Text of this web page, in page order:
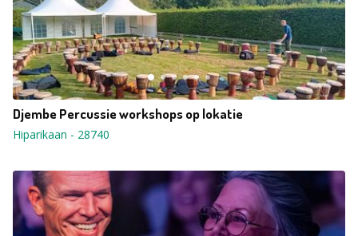
Djembe Percussie workshops op lokatie
Hiparikaan - 28740